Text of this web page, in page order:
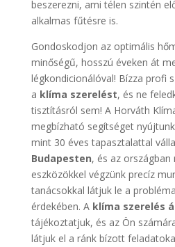
beszerezni, ami télen szintén
alkalmas fűtésre is.
Gondoskodjon az optimális
minőségű, hosszú éveken át
légkondicionálóval! Bízza profi
a klíma szerelést, és ne
tisztításról sem! A Horváth
megbízható segítséget
mint 30 éves tapasztalattal
Budapesten, és az
eszközökkel végzünk precíz
tanácsokkal látjuk le a
érdekében. A klíma szerelés
tájékoztatjuk, és az Ön
látjuk el a ránk bízott